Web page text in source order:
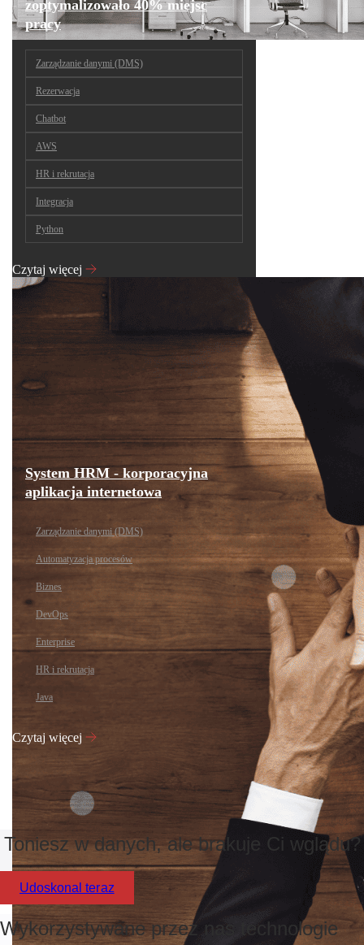
zoptymalizowało 40% miejsc
pracy
Zarządzanie danymi (DMS)
Rezerwacja
Chatbot
AWS
HR i rekrutacja
Integracja
Python
Czytaj więcej
System HRM - korporacyjna
aplikacja internetowa
Zarządzanie danymi (DMS)
Automatyzacja procesów
Biznes
DevOps
Enterprise
HR i rekrutacja
Java
Czytaj więcej
Toniesz w danych, ale brakuje Ci wglądu?
Udoskonal teraz
Wykorzystywane przez nas technologie